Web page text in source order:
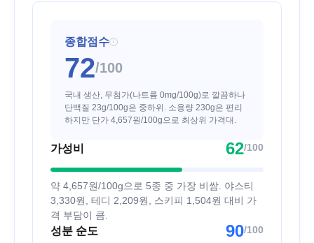
종합점수 i
72/100
국내 생산, 무첨가(나트륨 0mg/100g)로 깔끔하나
단백질 23g/100g은 중하위. 소용량 230g은 편리
하지만 단가 4,657원/100g으로 최상위 가격대.
가성비 62/100
약 4,657원/100g으로 5종 중 가장 비쌈. 야스티
3,330원, 테디 2,209원, 스키피 1,504원 대비 가
격 부담이 큼.
성분 순도 90/100